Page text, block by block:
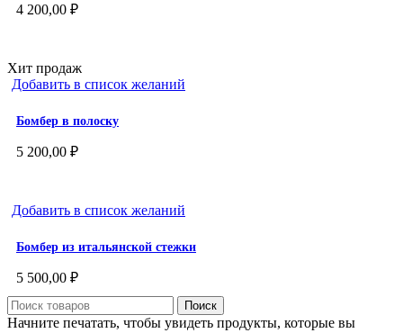
4 200,00 ₽
Хит продаж
Добавить в список желаний
Бомбер в полоску
5 200,00 ₽
Добавить в список желаний
Бомбер из итальянской стежки
5 500,00 ₽
Поиск
Начните печатать, чтобы увидеть продукты, которые вы